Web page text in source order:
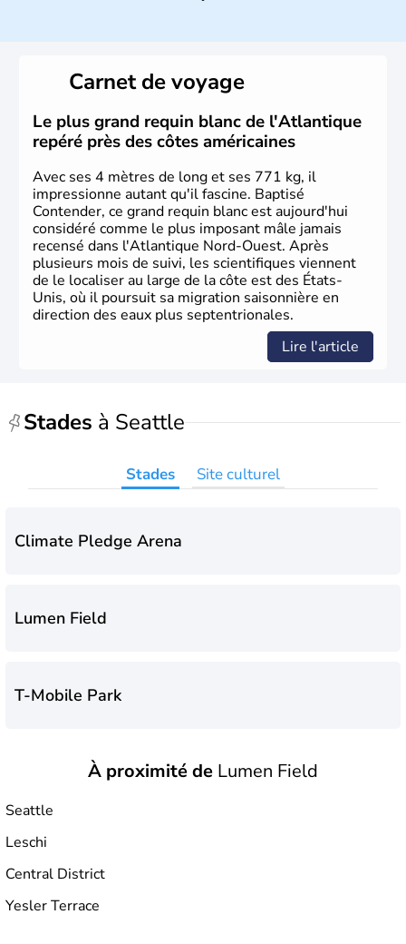
Carnet de voyage
Le plus grand requin blanc de l'Atlantique
repéré près des côtes américaines
Avec ses 4 mètres de long et ses 771 kg, il
impressionne autant qu'il fascine. Baptisé
Contender, ce grand requin blanc est aujourd'hui
considéré comme le plus imposant mâle jamais
recensé dans l'Atlantique Nord-Ouest. Après
plusieurs mois de suivi, les scientifiques viennent
de le localiser au large de la côte est des États-
Unis, où il poursuit sa migration saisonnière en
direction des eaux plus septentrionales.
Lire l'article
Stades à Seattle
Stades Site culturel
Climate Pledge Arena
Lumen Field
T-Mobile Park
À proximité de Lumen Field
Seattle
Leschi
Central District
Yesler Terrace